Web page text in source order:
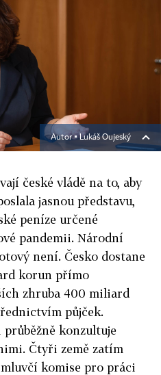
Autor ▪Lukáš Oujeský
české vládě na to, aby
jasnou představu,
peníze určené
pandemii. Národní
není. Česko dostane
korun přímo
zhruba 400 miliard
půjček.
konzultuje
Čtyři země zatím
komise pro práci